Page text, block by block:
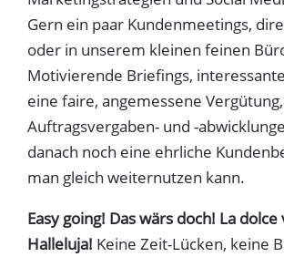
Gern ein paar Kundenmeetings,
oder in unserem kleinen feinen
Motivierende Briefings,
eine faire, angemessene
Auftragsvergaben- und -
danach noch eine ehrliche
man gleich weiternutzen kann.
Easy going! Das wärs doch! La dolce
Halleluja! Keine Zeit-Lücken, keine